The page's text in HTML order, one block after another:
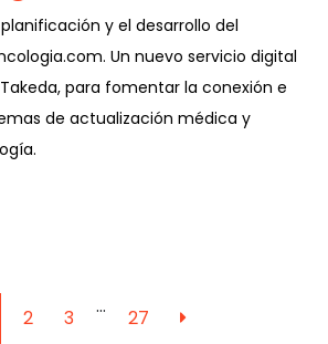
y el desarrollo del
Un nuevo servicio digital
para fomentar la conexión e
de actualización médica y
2 3 … 27